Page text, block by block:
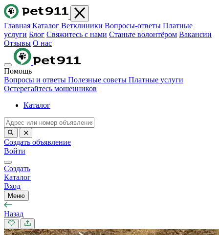
Главная Каталог Ветклиники Вопросы-ответы Платные
услуги Блог Свяжитесь с нами Станьте волонтёром Вакансии
Отзывы О нас
Помощь
Вопросы и ответы Полезные советы Платные услуги
Остерегайтесь мошенников
Каталог
Создать объявление
Войти
Создать
Каталог
Вход
Меню
Назад